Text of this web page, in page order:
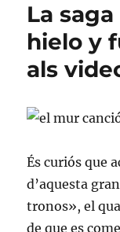
La
hielo y
als
És curiós que
d’aquesta
tronos», el
de que es